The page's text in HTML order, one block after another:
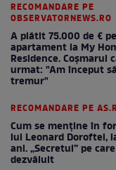
RECOMANDARE PE
OBSERVATORNEWS.RO
A plătit 75.000 de €
apartament la My
Residence. Coşmarul
urmat: "Am început să
tremur"
RECOMANDARE PE
Cum se menţine în
lui Leonard Doroftei,
ani. „Secretul” pe
dezvăluit